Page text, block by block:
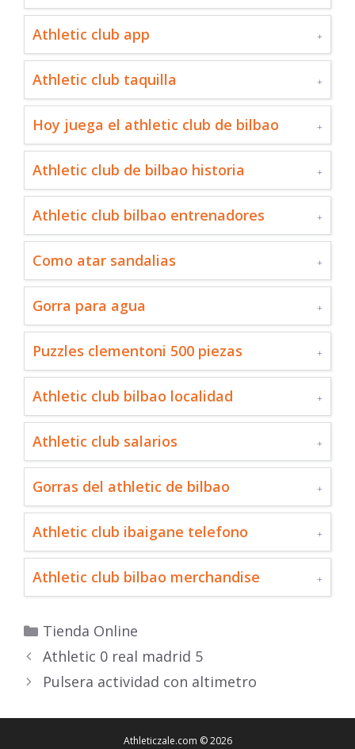
Athletic club app
Athletic club taquilla
Hoy juega el athletic club de bilbao
Athletic club de bilbao historia
Athletic club bilbao entrenadores
Como atar sandalias
Gorra para agua
Puzzles clementoni 500 piezas
Athletic club bilbao localidad
Athletic club salarios
Gorras del athletic de bilbao
Athletic club ibaigane telefono
Athletic club bilbao merchandise
Categorías
Tienda Online
Athletic 0 real madrid 5
Pulsera actividad con altimetro
Athleticzale.com © 2026